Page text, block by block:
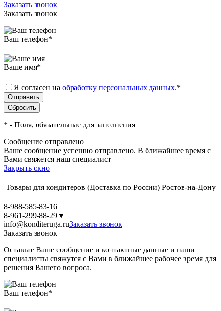
Заказать звонок
Заказать звонок
Ваш телефон*
Ваше имя*
Я согласен на обработку персональных данных.*
* - Поля, обязательные для заполнения
Сообщение отправлено
Ваше сообщение успешно отправлено. В ближайшее время с
Вами свяжется наш специалист
Закрыть окно
Товары для кондитеров (Доставка по России) Ростов-на-Дону
8-988-585-83-16
8-961-299-88-29▼
info@konditeruga.ruЗаказать звонок
Заказать звонок
Оставьте Ваше сообщение и контактные данные и наши
специалисты свяжутся с Вами в ближайшее рабочее время для
решения Вашего вопроса.
Ваш телефон*